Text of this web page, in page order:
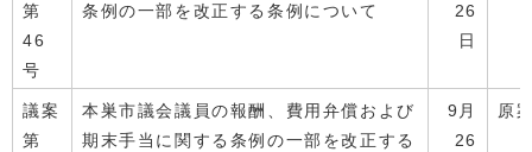
第
46
号
条例の一部を改正する条例について
26
日
議案
第
本巣市議会議員の報酬、費用弁償および
期末手当に関する条例の一部を改正する
9月
26
原